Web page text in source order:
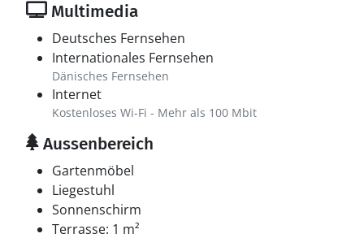
Multimedia
Deutsches Fernsehen
Internationales Fernsehen
Dänisches Fernsehen
Internet
Kostenloses Wi-Fi - Mehr als 100 Mbit
Aussenbereich
Gartenmöbel
Liegestuhl
Sonnenschirm
Terrasse: 1 m²